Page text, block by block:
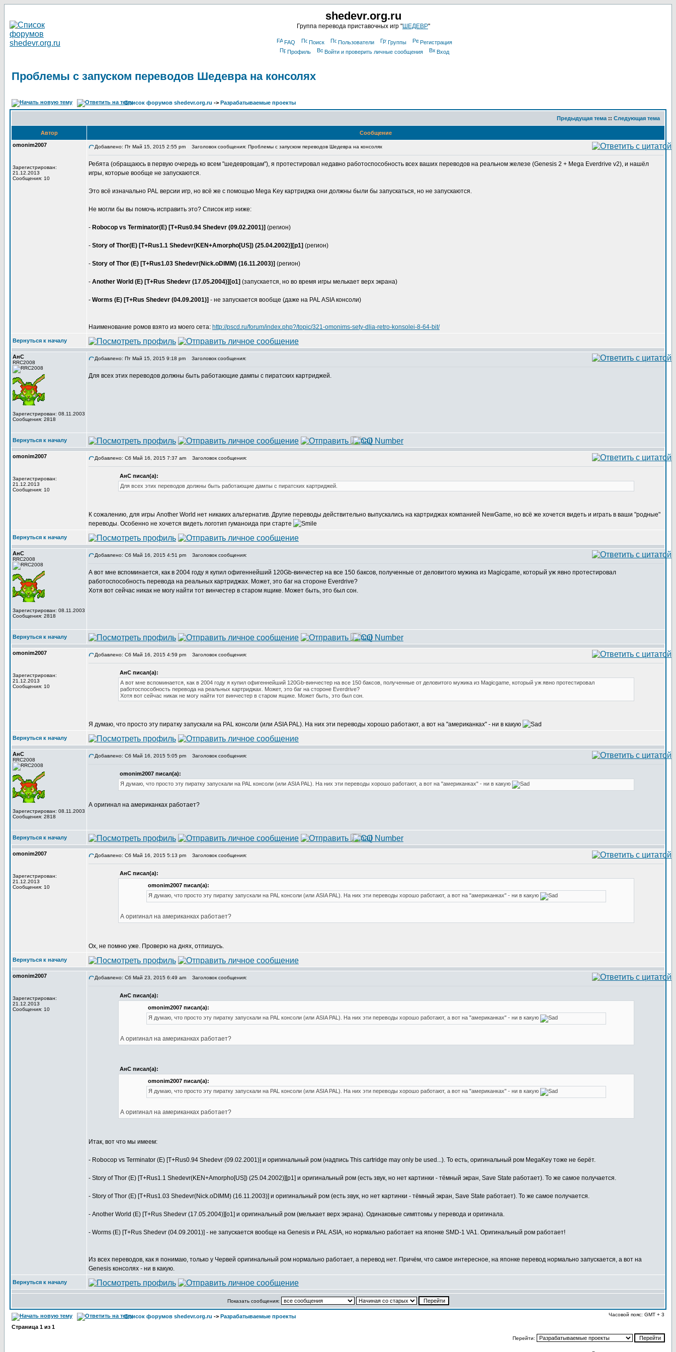
shedevr.org.ru
Группа перевода приставочных игр "ШЕДЕВР"
FAQ Поиск Пользователи Группы
Регистрация
Профиль
Войти и проверить личные сообщения Вход
Проблемы с запуском переводов Шедевра на консолях
Список форумов shedevr.org.ru -> Разрабатываемые проекты
Предыдущая тема :: Следующая тема
Автор
Сообщение
omonim2007
Зарегистрирован:
21.12.2013
Сообщения: 10
Добавлено: Пт Май 15, 2015 2:55 pm Заголовок сообщения: Проблемы с запуском переводов Шедевра на консолях
Ребята (обращаюсь в первую очередь ко всем "шедевровцам"), я протестировал недавно работоспособность всех ваших переводов на реальном железе (Genesis 2 + Mega Everdrive v2), и нашёл
игры, которые вообще не запускаются.
Это всё изначально PAL версии игр, но всё же с помощью Mega Key картриджа они должны были бы запускаться, но не запускаются.
Не могли бы вы помочь исправить это? Список игр ниже:
- Robocop vs Terminator(E) [T+Rus0.94 Shedevr (09.02.2001)] (регион)
- Story of Thor(E) [T+Rus1.1 Shedevr(KEN+Amorpho[US]) (25.04.2002)][p1] (регион)
- Story of Thor (E) [T+Rus1.03 Shedevr(Nick.oDIMM) (16.11.2003)] (регион)
- Another World (E) [T+Rus Shedevr (17.05.2004)][o1] (запускается, но во время игры мелькает верх экрана)
- Worms (E) [T+Rus Shedevr (04.09.2001)] - не запускается вообще (даже на PAL ASIA консоли)
Наименование ромов взято из моего сета: http://pscd.ru/forum/index.php?/topic/321-omonims-sety-dlia-retro-konsolei-8-64-bit/
Вернуться к началу
АнС
RRC2008
Зарегистрирован: 08.11.2003
Сообщения: 2818
Добавлено: Пт Май 15, 2015 9:18 pm Заголовок сообщения:
Для всех этих переводов должны быть работающие дампы с пиратских картриджей.
Вернуться к началу
omonim2007
Зарегистрирован:
21.12.2013
Сообщения: 10
Добавлено: Сб Май 16, 2015 7:37 am Заголовок сообщения:
АнС писал(а):
Для всех этих переводов должны быть работающие дампы с пиратских картриджей.
К сожалению, для игры Another World нет никаких альтернатив. Другие переводы действительно выпускались на картриджах компанией NewGame, но всё же хочется видеть и играть в ваши "родные"
переводы. Особенно не хочется видеть логотип гуманоида при старте
Вернуться к началу
АнС
RRC2008
Зарегистрирован: 08.11.2003
Сообщения: 2818
Добавлено: Сб Май 16, 2015 4:51 pm Заголовок сообщения:
А вот мне вспоминается, как в 2004 году я купил офигеннейший 120Gb-винчестер на все 150 баксов, полученные от деловитого мужика из Magicgame, который уж явно протестировал
работоспособность перевода на реальных картриджах. Может, это баг на стороне Everdrive?
Хотя вот сейчас никак не могу найти тот винчестер в старом ящике. Может быть, это был сон.
Вернуться к началу
omonim2007
Зарегистрирован:
21.12.2013
Сообщения: 10
Добавлено: Сб Май 16, 2015 4:59 pm Заголовок сообщения:
АнС писал(а):
А вот мне вспоминается, как в 2004 году я купил офигеннейший 120Gb-винчестер на все 150 баксов, полученные от деловитого мужика из Magicgame, который уж явно протестировал
работоспособность перевода на реальных картриджах. Может, это баг на стороне Everdrive?
Хотя вот сейчас никак не могу найти тот винчестер в старом ящике. Может быть, это был сон.
Я думаю, что просто эту пиратку запускали на PAL консоли (или ASIA PAL). На них эти переводы хорошо работают, а вот на "американках" - ни в какую
Вернуться к началу
АнС
RRC2008
Зарегистрирован: 08.11.2003
Сообщения: 2818
Добавлено: Сб Май 16, 2015 5:05 pm Заголовок сообщения:
omonim2007 писал(а):
Я думаю, что просто эту пиратку запускали на PAL консоли (или ASIA PAL). На них эти переводы хорошо работают, а вот на "американках" - ни в какую
А оригинал на американках работает?
Вернуться к началу
omonim2007
Зарегистрирован:
21.12.2013
Сообщения: 10
Добавлено: Сб Май 16, 2015 5:13 pm Заголовок сообщения:
АнС писал(а):
omonim2007 писал(а):
Я думаю, что просто эту пиратку запускали на PAL консоли (или ASIA PAL). На них эти переводы хорошо работают, а вот на "американках" - ни в какую
А оригинал на американках работает?
Ох, не помню уже. Проверю на днях, отпишусь.
Вернуться к началу
omonim2007
Зарегистрирован:
21.12.2013
Сообщения: 10
Добавлено: Сб Май 23, 2015 6:49 am Заголовок сообщения:
АнС писал(а):
omonim2007 писал(а):
Я думаю, что просто эту пиратку запускали на PAL консоли (или ASIA PAL). На них эти переводы хорошо работают, а вот на "американках" - ни в какую
А оригинал на американках работает?
АнС писал(а):
omonim2007 писал(а):
Я думаю, что просто эту пиратку запускали на PAL консоли (или ASIA PAL). На них эти переводы хорошо работают, а вот на "американках" - ни в какую
А оригинал на американках работает?
Итак, вот что мы имеем:
- Robocop vs Terminator (E) [T+Rus0.94 Shedevr (09.02.2001)] и оригинальный ром (надпись This cartridge may only be used...). То есть, оригинальный ром MegaKey тоже не берёт.
- Story of Thor (E) [T+Rus1.1 Shedevr(KEN+Amorpho[US]) (25.04.2002)][p1] и оригинальный ром (есть звук, но нет картинки - тёмный экран, Save State работает). То же самое получается.
- Story of Thor (E) [T+Rus1.03 Shedevr(Nick.oDIMM) (16.11.2003)] и оригинальный ром (есть звук, но нет картинки - тёмный экран, Save State работает). То же самое получается.
- Another World (E) [T+Rus Shedevr (17.05.2004)][o1] и оригинальный ром (мелькает верх экрана). Одинаковые симптомы у перевода и оригинала.
- Worms (E) [T+Rus Shedevr (04.09.2001)] - не запускается вообще на Genesis и PAL ASIA, но нормально работает на японке SMD-1 VA1. Оригинальный ром работает!
Из всех переводов, как я понимаю, только у Червей оригинальный ром нормально работает, а перевод нет. Причём, что самое интересное, на японке перевод нормально запускается, а вот на
Genesis консолях - ни в какую.
Вернуться к началу
Показать сообщения:
Список форумов shedevr.org.ru -> Разрабатываемые проекты Часовой пояс: GMT + 3
Страница 1 из 1
Перейти: